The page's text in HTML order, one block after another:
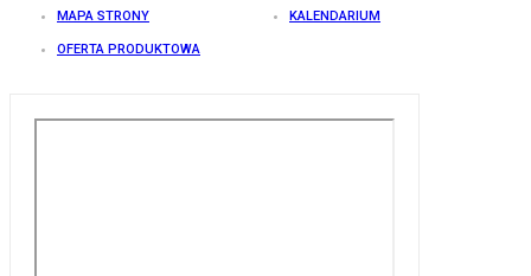
MAPA STRONY KALENDARIUM
OFERTA PRODUKTOWA